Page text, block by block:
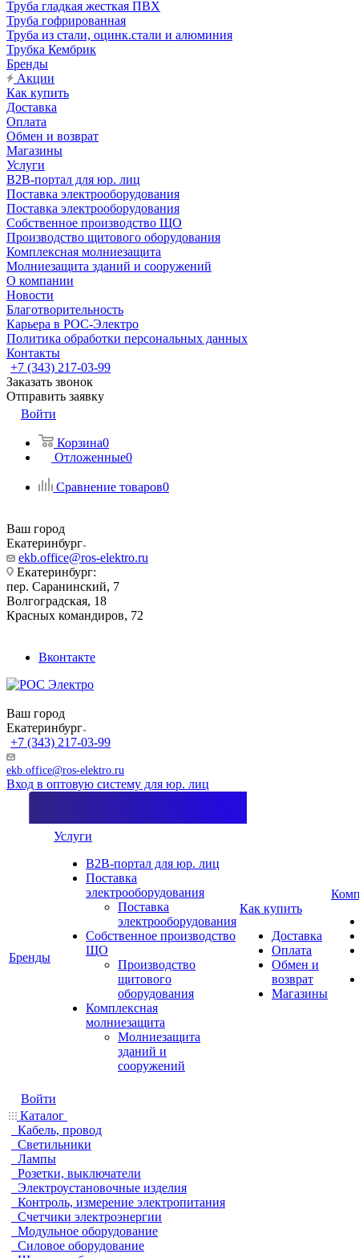
Труба гладкая жесткая ПВХ
Труба гофрированная
Труба из стали, оцинк.стали и алюминия
Трубка Кембрик
Бренды
Акции
Как купить
Доставка
Оплата
Обмен и возврат
Магазины
Услуги
B2B-портал для юр. лиц
Поставка электрооборудования
Поставка электрооборудования
Собственное производство ЩО
Производство щитового оборудования
Комплексная молниезащита
Молниезащита зданий и сооружений
О компании
Новости
Благотворительность
Карьера в РОС-Электро
Политика обработки персональных данных
Контакты
+7 (343) 217-03-99
Заказать звонок
Отправить заявку
Войти
Корзина0
Отложенные0
Сравнение товаров0
Ваш город
Екатеринбург
ekb.office@ros-elektro.ru
Екатеринбург:
пер. Саранинский, 7
Волгоградская, 18
Красных командиров, 72
Вконтакте
Ваш город
Екатеринбург
+7 (343) 217-03-99
ekb.office@ros-elektro.ru
Вход в оптовую систему для юр. лиц
Бренды
Услуги
B2B-портал для юр. лиц
Поставка
электрооборудования
Поставка
электрооборудования
Собственное производство
ЩО
Производство
щитового
оборудования
Комплексная
молниезащита
Молниезащита
зданий и
сооружений
Как купить
Доставка
Оплата
Обмен и
возврат
Магазины
Войти
Каталог
Кабель, провод
Светильники
Лампы
Розетки, выключатели
Электроустановочные изделия
Контроль, измерение электропитания
Счетчики электроэнергии
Модульное оборудование
Силовое оборудование